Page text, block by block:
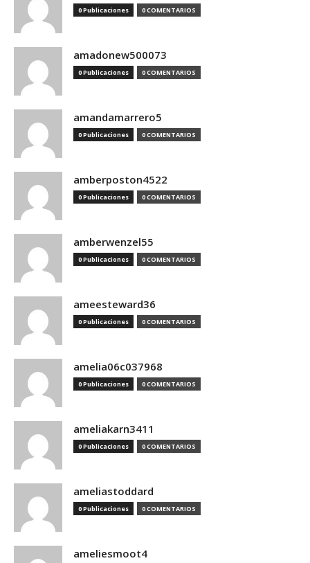
0 Publicaciones 0 COMENTARIOS
amadonew500073
0 Publicaciones 0 COMENTARIOS
amandamarrero5
0 Publicaciones 0 COMENTARIOS
amberposton4522
0 Publicaciones 0 COMENTARIOS
amberwenzel55
0 Publicaciones 0 COMENTARIOS
ameesteward36
0 Publicaciones 0 COMENTARIOS
amelia06c037968
0 Publicaciones 0 COMENTARIOS
ameliakarn3411
0 Publicaciones 0 COMENTARIOS
ameliastoddard
0 Publicaciones 0 COMENTARIOS
ameliesmoot4